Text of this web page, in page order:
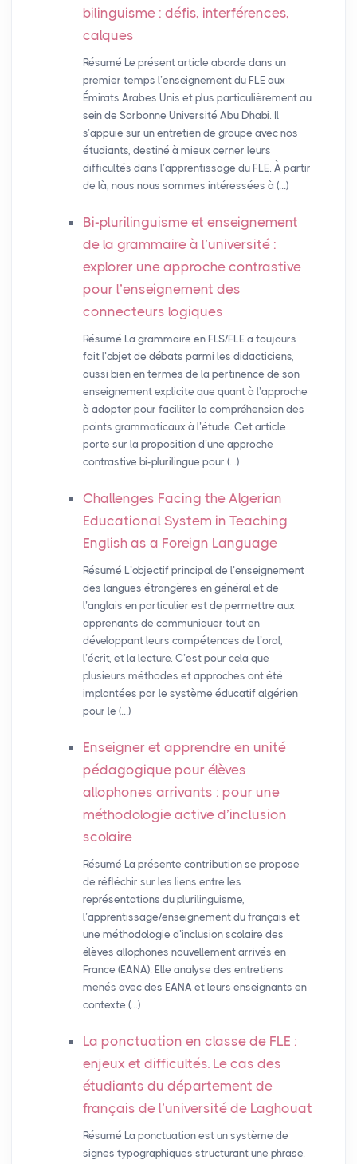
bilinguisme : défis, interférences,
calques
Résumé Le présent article aborde dans un
premier temps l’enseignement du FLE aux
Émirats Arabes Unis et plus particulièrement au
sein de Sorbonne Université Abu Dhabi. Il
s’appuie sur un entretien de groupe avec nos
étudiants, destiné à mieux cerner leurs
difficultés dans l’apprentissage du FLE. À partir
de là, nous nous sommes intéressées à (…)
Bi-plurilinguisme et enseignement
de la grammaire à l’université :
explorer une approche contrastive
pour l’enseignement des
connecteurs logiques
Résumé La grammaire en FLS/FLE a toujours
fait l’objet de débats parmi les didacticiens,
aussi bien en termes de la pertinence de son
enseignement explicite que quant à l’approche
à adopter pour faciliter la compréhension des
points grammaticaux à l’étude. Cet article
porte sur la proposition d’une approche
contrastive bi-plurilingue pour (…)
Challenges Facing the Algerian
Educational System in Teaching
English as a Foreign Language
Résumé L’objectif principal de l’enseignement
des langues étrangères en général et de
l’anglais en particulier est de permettre aux
apprenants de communiquer tout en
développant leurs compétences de l’oral,
l’écrit, et la lecture. C’est pour cela que
plusieurs méthodes et approches ont été
implantées par le système éducatif algérien
pour le (…)
Enseigner et apprendre en unité
pédagogique pour élèves
allophones arrivants : pour une
méthodologie active d’inclusion
scolaire
Résumé La présente contribution se propose
de réfléchir sur les liens entre les
représentations du plurilinguisme,
l’apprentissage/enseignement du français et
une méthodologie d’inclusion scolaire des
élèves allophones nouvellement arrivés en
France (EANA). Elle analyse des entretiens
menés avec des EANA et leurs enseignants en
contexte (…)
La ponctuation en classe de FLE :
enjeux et difficultés. Le cas des
étudiants du département de
français de l’université de Laghouat
Résumé La ponctuation est un système de
signes typographiques structurant une phrase.